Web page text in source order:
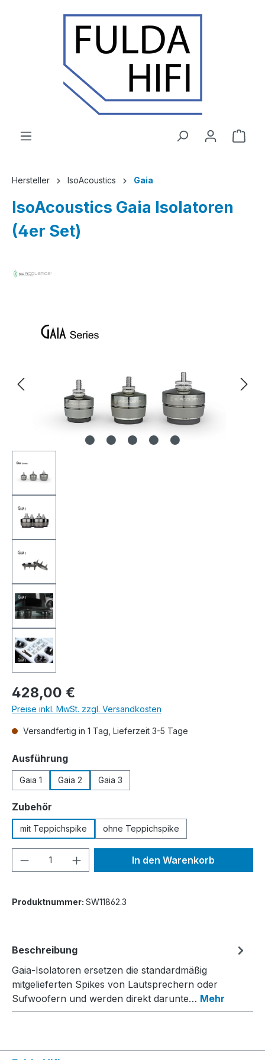
Zum Hauptinhalt springen
Hersteller IsoAcoustics Gaia
IsoAcoustics Gaia Isolatoren
(4er Set)
Bildergalerie überspringen
Regulärer Preis:
428,00 €
Preise inkl. MwSt. zzgl. Versandkosten
Versandfertig in 1 Tag, Lieferzeit 3-5 Tage
Ausführungauswählen
Gaia 1 Gaia 2 Gaia 3
Zubehör
mit Teppichspike ohne Teppichspike
Produkt Anzahl: Gib denIn den Warenkorb
Produktnummer: SW11862.3
Beschreibung
Gaia-Isolatoren ersetzen die standardmäßig
mitgelieferten Spikes von Lautsprechern oder
Sufwoofern und werden direkt darunte… Mehr